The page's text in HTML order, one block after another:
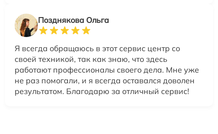
Позднякова Ольга
Я всегда обращаюсь в этот сервис центр со
своей техникой, так как знаю, что здесь
работают профессионалы своего дела. Мне уже
не раз помогали, и я всегда оставался доволен
результатом. Благодарю за отличный сервис!